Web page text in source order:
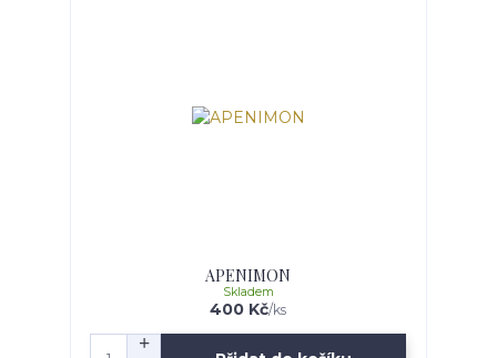
APENIMON
400 Kč/ks
Skladem